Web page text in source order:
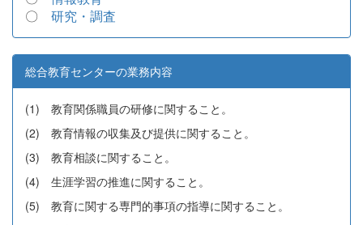
〇 研究・調査
総合教育センターの業務内容
(1) 教育関係職員の研修に関すること。
(2) 教育情報の収集及び提供に関すること。
(3) 教育相談に関すること。
(4) 生涯学習の推進に関すること。
(5) 教育に関する専門的事項の指導に関すること。